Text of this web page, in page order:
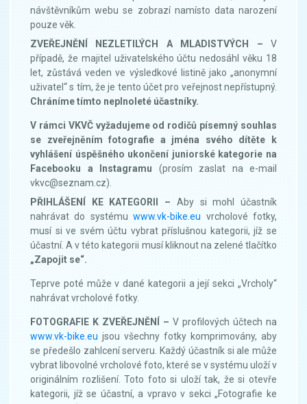
návštěvníkům webu se zobrazí namísto data narození
pouze věk.
ZVEŘEJNĚNÍ NEZLETILÝCH A MLADISTVÝCH – V
případě, že majitel uživatelského účtu nedosáhl věku 18
let, zůstává veden ve výsledkové listině jako „anonymní
uživatel“ s tím, že je tento účet pro veřejnost nepřístupný.
Chráníme tímto neplnoleté účastníky.
V rámci VKVČ vyžadujeme od rodičů písemný souhlas
se zveřejněním fotografie a jména svého dítěte k
vyhlášení úspěšného ukončení juniorské kategorie na
Facebooku a Instagramu (prosím zaslat na e-mail
vkvc@seznam.cz).
PŘIHLÁŠENÍ KE KATEGORII – Aby si mohl účastník
nahrávat do systémuwww.vk-bike.eu vrcholové fotky,
musí si ve svém účtu vybrat příslušnou kategorii, jíž se
účastní. A v této kategorii musí kliknout na zelené tlačítko
„Zapojit se“.
Teprve poté může v dané kategorii a její sekci „Vrcholy“
nahrávat vrcholové fotky.
FOTOGRAFIE K ZVEŘEJNĚNÍ – V profilových účtech na
www.vk-bike.eu jsou všechny fotky komprimovány, aby
se předešlo zahlcení serveru. Každý účastník si ale může
vybrat libovolné vrcholové foto, které se v systému uloží v
originálním rozlišení. Toto foto si uloží tak, že si otevře
kategorii, jíž se účastní, a vpravo v sekci „Fotografie ke